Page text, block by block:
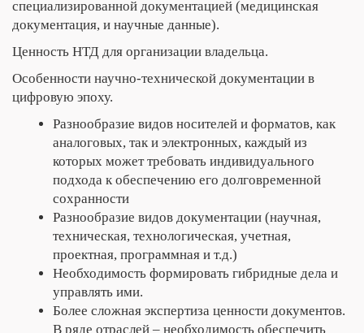
специализированной документацией (медицинская
документация, и научные данные).
Ценность НТД для организации владельца.
Особенности научно-технической документации в
цифровую эпоху.
Разнообразие видов носителей и форматов, как
аналоговых, так и электронных, каждый из
которых может требовать индивидуального
подхода к обеспечению его долговременной
сохранности
Разнообразие видов документации (научная,
техническая, технологическая, учетная,
проектная, программная и т.д.)
Необходимость формировать гибридные дела и
управлять ими.
Более сложная экспертиза ценности документов.
В ряде отраслей – необходимость обеспечить